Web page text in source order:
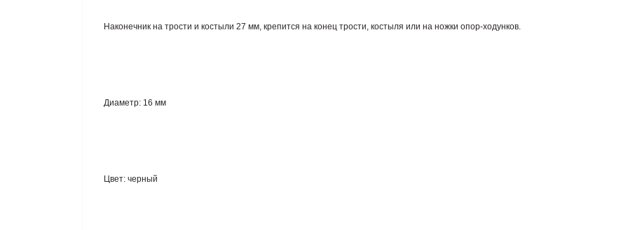
Наконечник на трости и костыли 27 мм, крепится на конец трости, костыля или на ножки опор-ходунков.
Диаметр: 16 мм
Цвет: черный